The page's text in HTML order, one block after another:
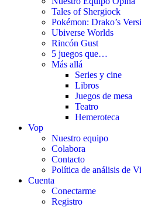
Tales of Shergiock
Pokémon: Drako’s
Ubiverse Worlds
Rincón Gust
5 juegos que…
Más allá
Series y cine
Libros
Juegos de mesa
Teatro
Hemeroteca
Vop
Nuestro equipo
Colabora
Contacto
Política de análisis de
Cuenta
Conectarme
Registro